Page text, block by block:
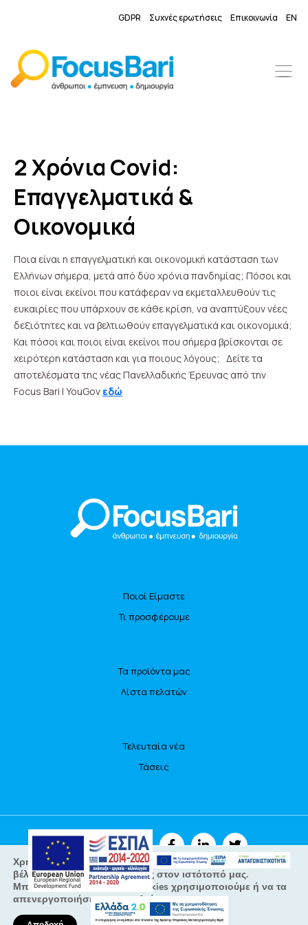
GDPR Συχνές ερωτήσεις Επικοινωνία EN
2 Χρόνια Covid:
Επαγγελματικά &
Οικονομικά
Ποια είναι η επαγγελματική και οικονομική κατάσταση των
Ελλήνων σήμερα, μετά από δύο χρόνια πανδημίας; Πόσοι και
ποιοι είναι εκείνοι που κατάφεραν να εκμεταλλευθούν τις
ευκαιρίες που υπάρχουν σε κάθε κρίση, να αναπτύξουν νέες
δεξιότητες και να βελτιωθούν επαγγελματικά και οικονομικά;
Και πόσοι και ποιοι είναι εκείνοι που σήμερα βρίσκονται σε
χειρότερη κατάσταση και για ποιους λόγους; Δείτε τα
αποτελέσματα της νέας Πανελλαδικής Έρευνας από την
Focus Bari | YouGov εδώ
Ποιοί Είμαστε
Τι προσφέρουμε
Τα προϊόντα μας
Λίστα πελατών
Τελευταία νέα
Τάσεις
ΑΚΟΛΟΥΘΗΣΤΕ ΜΑΣ
All Rights Reserved © Focusbari 2022
Πολιτική Απορρήτου – GDPR
Χρησιμοποιούμε cookies για να σας προσφέρουμε τη
βέλτιστη εμπειρία πλοήγησης στον ιστότοπό μας.
Μπορείτε να μάθετε ποια cookies χρησιμοποιούμε ή να τα
απενεργοποιήσετε στιςρυθμίσεις.